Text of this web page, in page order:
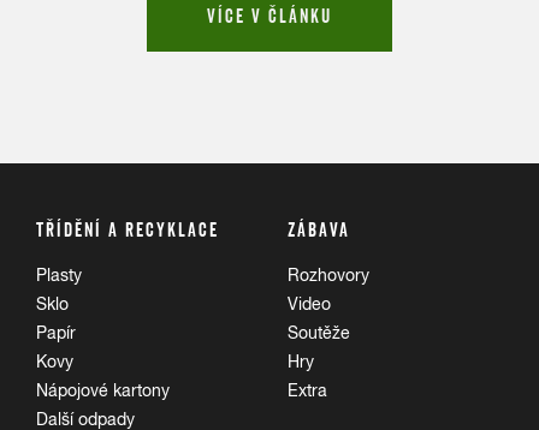
VÍCE V ČLÁNKU
TŘÍDĚNÍ A RECYKLACE
Plasty
Sklo
Papír
Kovy
Nápojové kartony
Další odpady
ZÁBAVA
Rozhovory
Video
Soutěže
Hry
Extra